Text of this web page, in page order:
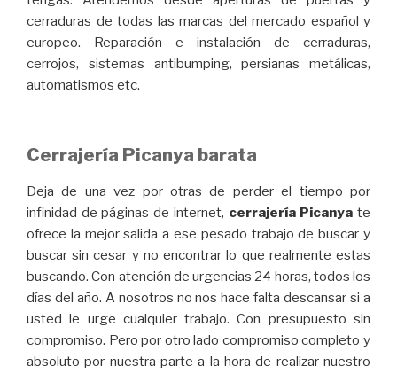
cerraduras de todas las marcas del mercado español y
europeo. Reparación e instalación de cerraduras,
cerrojos, sistemas antibumping, persianas metálicas,
automatismos etc.
Cerrajería Picanya barata
Deja de una vez por otras de perder el tiempo por
infinidad de páginas de internet, cerrajería Picanya te
ofrece la mejor salida a ese pesado trabajo de buscar y
buscar sin cesar y no encontrar lo que realmente estas
buscando. Con atención de urgencias 24 horas, todos los
días del año. A nosotros no nos hace falta descansar si a
usted le urge cualquier trabajo. Con presupuesto sin
compromiso. Pero por otro lado compromiso completo y
absoluto por nuestra parte a la hora de realizar nuestro